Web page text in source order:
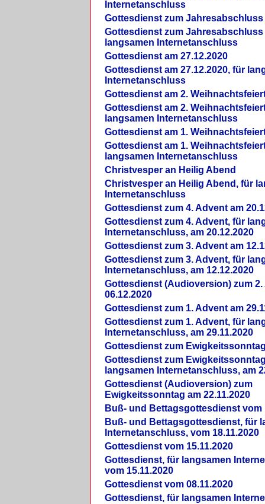
Internetanschluss
Gottesdienst zum Jahresabschluss
Gottesdienst zum Jahresabschluss
langsamen Internetanschluss
Gottesdienst am 27.12.2020
Gottesdienst am 27.12.2020, für
Internetanschluss
Gottesdienst am 2.
Gottesdienst am 2.
langsamen Internetanschluss
Gottesdienst am 1.
Gottesdienst am 1.
langsamen Internetanschluss
Christvesper an Heilig Abend
Christvesper an Heilig Abend, für
Internetanschluss
Gottesdienst zum 4. Advent am
Gottesdienst zum 4. Advent, für
Internetanschluss, am 20.12.2020
Gottesdienst zum 3. Advent am
Gottesdienst zum 3. Advent, für
Internetanschluss, am 12.12.2020
Gottesdienst (Audioversion) zum 2.
06.12.2020
Gottesdienst zum 1. Advent am
Gottesdienst zum 1. Advent, für
Internetanschluss, am 29.11.2020
Gottesdienst zum
Gottesdienst zum
langsamen Internetanschluss, am
Gottesdienst (Audioversion) zum
Ewigkeitssonntag am 22.11.2020
Buß- und Bettagsgottesdienst vom
Buß- und Bettagsgottesdienst, für
Internetanschluss, vom 18.11.2020
Gottesdienst vom 15.11.2020
Gottesdienst, für langsamen
vom 15.11.2020
Gottesdienst vom 08.11.2020
Gottesdienst, für langsamen